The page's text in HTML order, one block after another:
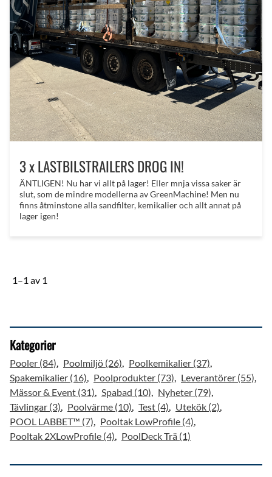
3 x LASTBILSTRAILERS DROG IN!
ÄNTLIGEN! Nu har vi allt på lager! Eller mnja vissa saker är
slut, som de mindre modellerna av GreenMachine! Men nu
finns åtminstone alla sandfilter, kemikalier och allt annat på
lager igen!
1–1 av 1
Kategorier
Pooler (84) Poolmiljö (26)
Poolkemikalier (37)
Spakemikalier (16)
Poolprodukter (73)
Leverantörer (55)
Mässor & Event (31)
Spabad (10)
Nyheter (79)
Tävlingar (3)
Poolvärme (10) Test (4)
Utekök (2)
POOL LABBET™ (7)
Pooltak LowProfile (4)
Pooltak 2XLowProfile (4)
PoolDeck Trä (1)